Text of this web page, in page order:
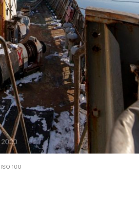
ISO 100